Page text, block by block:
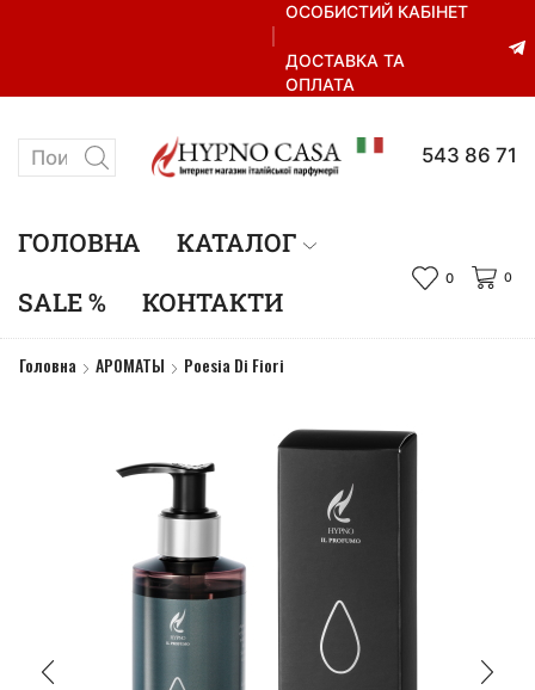
ОСОБИСТИЙ КАБІНЕТ
ДОСТАВКА ТА
ОПЛАТА
+38 067 543 86 71
ГОЛОВНА
КАТАЛОГ
SALE %
КОНТАКТИ
0 0
Головна АРОМАТЫ Poesia Di Fiori